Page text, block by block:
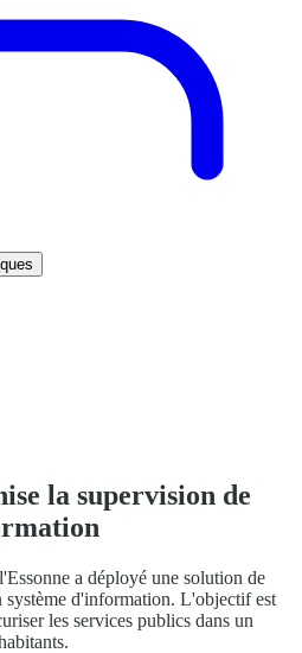
la supervision de
a déployé une solution de
système d'information. L'objectif est
les services publics dans un